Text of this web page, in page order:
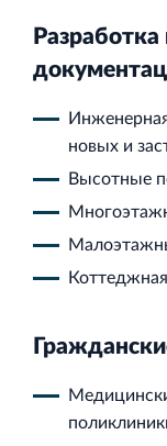
Проектный
строительству
Торговый
Современный
Кингисепп
новых и
Высотные